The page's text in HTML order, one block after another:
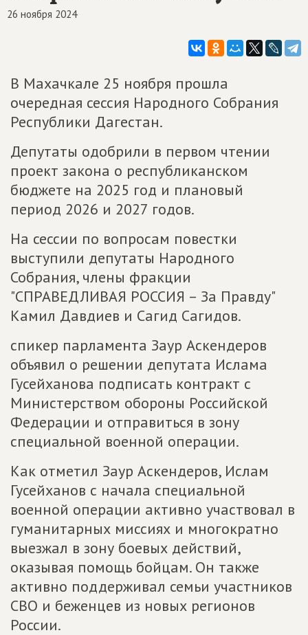
26 ноября 2024
В Махачкале 25 ноября прошла
очередная сессия Народного Собрания
Республики Дагестан.
Депутаты одобрили в первом чтении
проект закона о республиканском
бюджете на 2025 год и плановый
период 2026 и 2027 годов.
На сессии по вопросам повестки
выступили депутаты Народного
Собрания, члены фракции
"СПРАВЕДЛИВАЯ РОССИЯ – За Правду"
Камил Давдиев и Сагид Сагидов.
спикер парламента Заур Аскендеров
объявил о решении депутата Ислама
Гусейханова подписать контракт с
Министерством обороны Российской
Федерации и отправиться в зону
специальной военной операции.
Как отметил Заур Аскендеров, Ислам
Гусейханов с начала специальной
военной операции активно участвовал в
гуманитарных миссиях и многократно
выезжал в зону боевых действий,
оказывая помощь бойцам. Он также
активно поддерживал семьи участников
СВО и беженцев из новых регионов
России.